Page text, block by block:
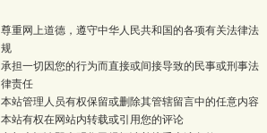
尊重网上道德，遵守中华人民共和国的各项有关法律法
规
承担一切因您的行为而直接或间接导致的民事或刑事法
律责任
本站管理人员有权保留或删除其管辖留言中的任意内容
本站有权在网站内转载或引用您的评论